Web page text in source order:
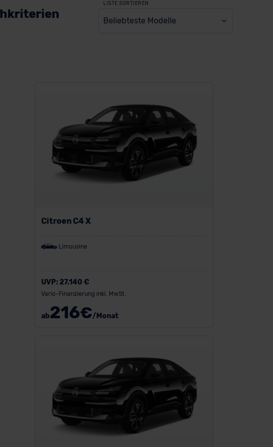
LISTE SORTIEREN
Beliebteste Modelle
Citroen C4 X
Limousine
UVP:27.140 €
Vario-Finanzierung inkl. MwSt.
ab216€/Monat